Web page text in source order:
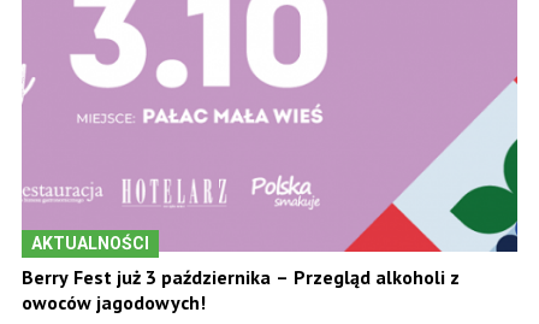
AKTUALNOŚCI
Berry Fest już 3 października – Przegląd alkoholi z
owoców jagodowych!